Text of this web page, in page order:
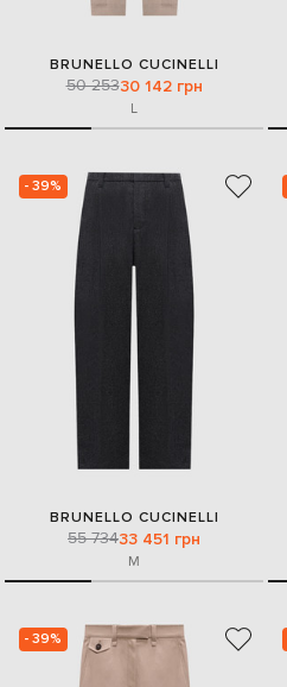
BRUNELLO CUCINELLI
50 25330 142 грн
L
- 39%
BRUNELLO CUCINELLI
55 73433 451 грн
M
- 39%